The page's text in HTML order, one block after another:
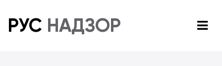
РУС НАДЗОР